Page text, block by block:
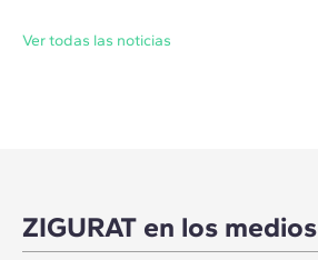
Ver todas las noticias
ZIGURAT en los medios